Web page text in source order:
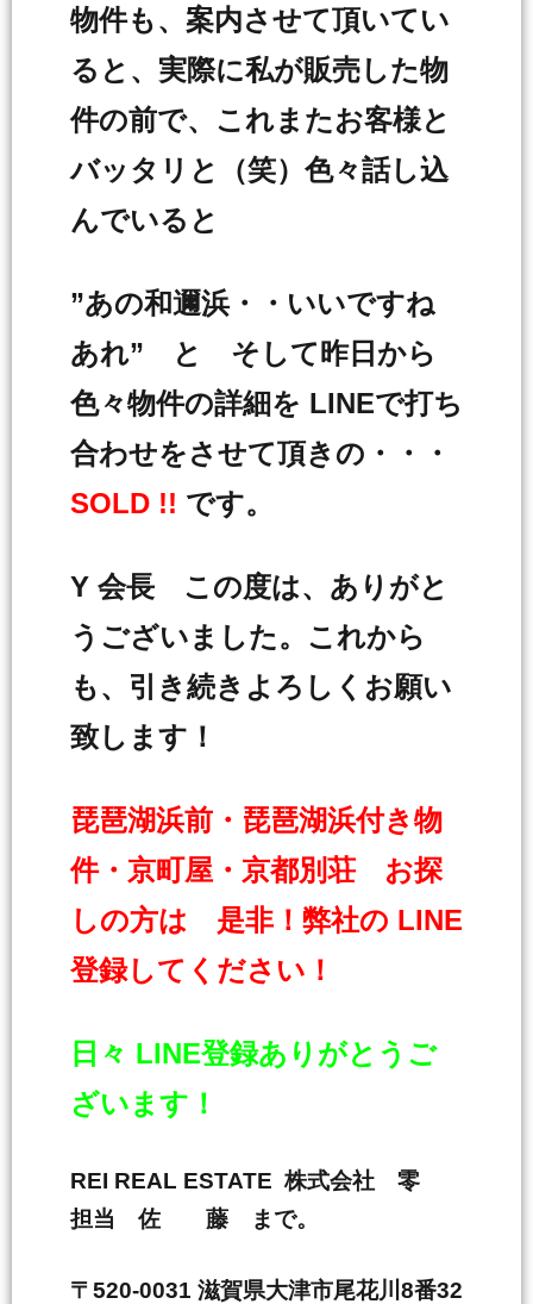
物件も、案内させて頂いてい
ると、実際に私が販売した物
件の前で、これまたお客様と
バッタリと（笑）色々話し込
んでいると
”あの和邇浜・・いいですね
あれ” と そして昨日から
色々物件の詳細を LINEで打ち
合わせをさせて頂きの・・・
SOLD !! です。
Y 会長 この度は、ありがと
うございました。これから
も、引き続きよろしくお願い
致します！
琵琶湖浜前・琵琶湖浜付き物
件・京町屋・京都別荘 お探
しの方は 是非！弊社の LINE
登録してください！
日々 LINE登録ありがとうご
ざいます！
REI REAL ESTATE 株式会社 零
担当 佐 藤 まで。
〒520-0031 滋賀県大津市尾花川8番32